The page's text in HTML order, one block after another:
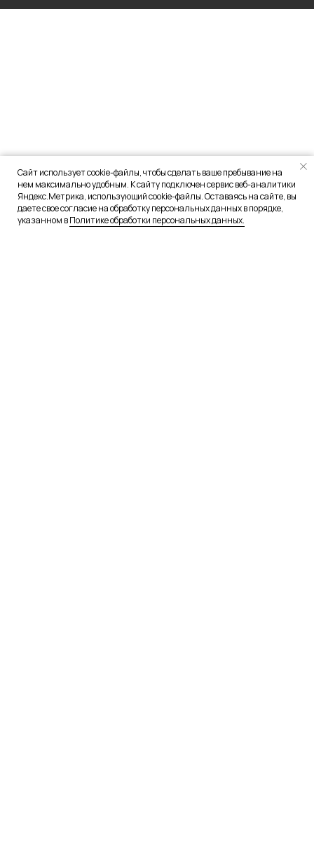
Сайт использует cookie-файлы, чтобы сделать ваше пребывание на
нем максимально удобным. К сайту подключен сервис веб-аналитики
Яндекс.Метрика, использующий cookie-файлы. Оставаясь на сайте, вы
даете свое согласие на обработку персональных данных в порядке,
указанном вПолитике обработки персональных данных.